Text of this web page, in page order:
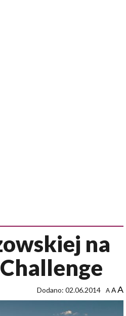
na
Dodano: 02.06.2014 A AA